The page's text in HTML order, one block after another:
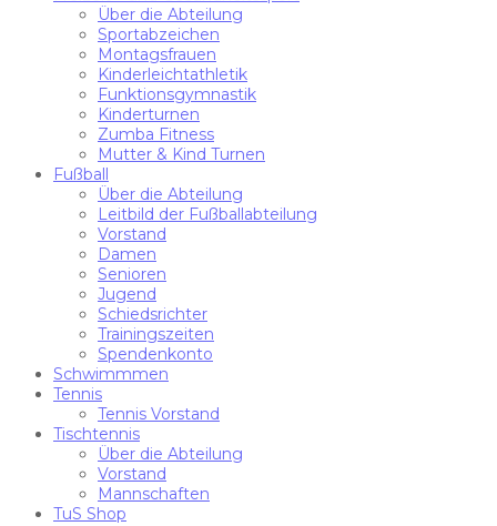
Über die Abteilung
Sportabzeichen
Montagsfrauen
Kinderleichtathletik
Funktionsgymnastik
Kinderturnen
Zumba Fitness
Mutter & Kind Turnen
Fußball
Über die Abteilung
Leitbild der Fußballabteilung
Vorstand
Damen
Senioren
Jugend
Schiedsrichter
Trainingszeiten
Spendenkonto
Schwimmmen
Tennis
Tennis Vorstand
Tischtennis
Über die Abteilung
Vorstand
Mannschaften
TuS Shop